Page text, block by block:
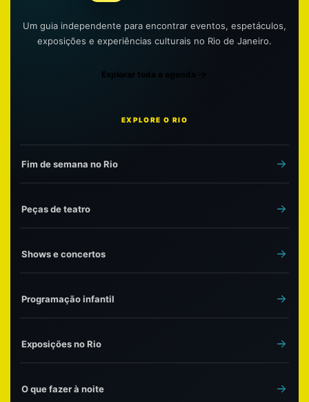
Um guia independente para encontrar eventos, espetáculos,
exposições e experiências culturais no Rio de Janeiro.
Explorar toda a agenda
EXPLORE O RIO
Fim de semana no Rio
Peças de teatro
Shows e concertos
Programação infantil
Exposições no Rio
O que fazer à noite